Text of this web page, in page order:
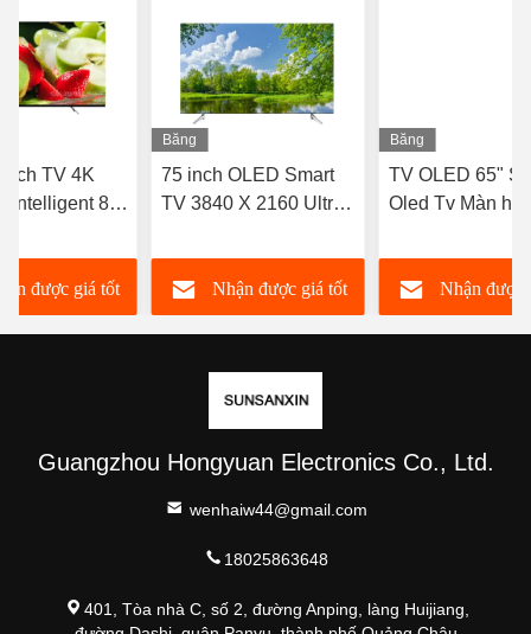
TV 4K
Intelligent 8k
được giá tốt
Băng
hình
75 inch OLED Smart
TV 3840 X 2160 Ultra
Nhận được giá tốt
Băng
hình
TV OLED 65"
Oled Tv Màn
77 Oled TV
Nhận được
Guangzhou Hongyuan Electronics Co., Ltd.
wenhaiw44@gmail.com
18025863648
401, Tòa nhà C, số 2, đường Anping, làng Huijiang,